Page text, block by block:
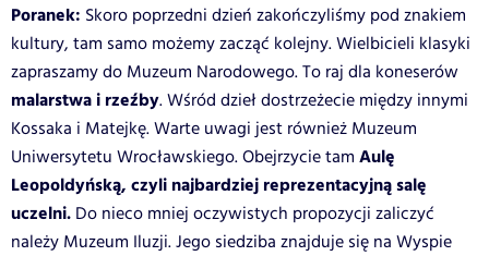
Poranek: Skoro poprzedni dzień zakończyliśmy pod znakiem
kultury, tam samo możemy zacząć kolejny. Wielbicieli klasyki
zapraszamy do Muzeum Narodowego. To raj dla koneserów
malarstwa i rzeźby. Wśród dzieł dostrzeżecie między innymi
Kossaka i Matejkę. Warte uwagi jest również Muzeum
Uniwersytetu Wrocławskiego. Obejrzycie tam Aulę
Leopoldyńską, czyli najbardziej reprezentacyjną salę
uczelni. Do nieco mniej oczywistych propozycji zaliczyć
należy Muzeum Iluzji. Jego siedziba znajduje się na Wyspie